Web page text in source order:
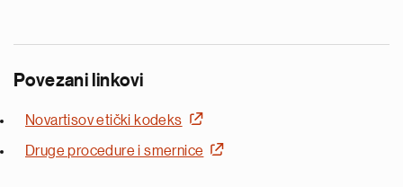
Povezani linkovi
Novartisov etički kodeks
Druge procedure i smernice